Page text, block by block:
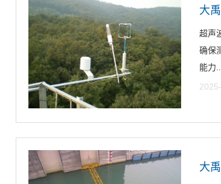
超声
确保
能力...
大